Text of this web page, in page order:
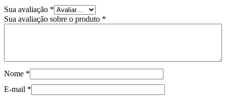
Sua avaliação *
Sua avaliação sobre o produto *
Nome *
E-mail *